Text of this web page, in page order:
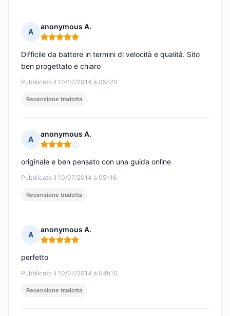
A
anonymous A.
Nota: 5 su 5
Pubblicato il 10/07/2014 à 05h20
Difficile da battere in termini di velocità e qualità. Sito
ben progettato e chiaro
Recensione tradotta
A
anonymous A.
Nota: 4 su 5
Pubblicato il 10/07/2014 à 05h16
originale e ben pensato con una guida online
Recensione tradotta
A
anonymous A.
Nota: 5 su 5
Pubblicato il 10/07/2014 à 04h10
perfetto
Recensione tradotta